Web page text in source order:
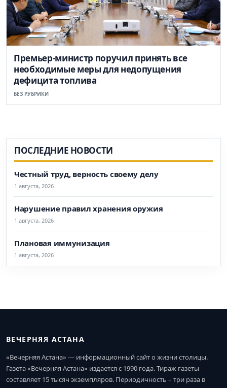
Премьер-министр поручил принять все
необходимые меры для недопущения
дефицита топлива
БЕЗ РУБРИКИ
ПОСЛЕДНИЕ НОВОСТИ
Честный труд, верность своему делу
1 августа, 2026
Нарушение правил хранения оружия
1 августа, 2026
Плановая иммунизация
1 августа, 2026
ВЕЧЕРНЯЯ АСТАНА
«Вечерняя Астана» — информационный сайт о жизни столицы.
Газета «Вечерняя Астана» издается с 1990 года. Тираж газеты
составляет 15 тысяч экземпляров. Периодичность – три раза в